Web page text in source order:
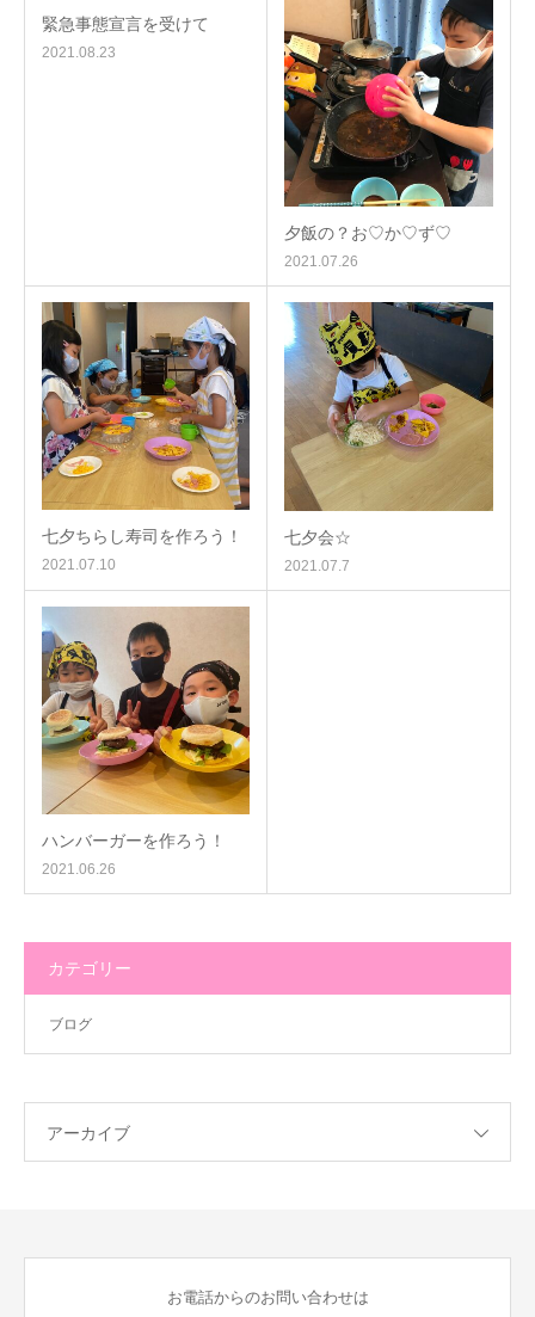
緊急事態宣言を受けて
2021.08.23
夕飯の？お♡か♡ず♡
2021.07.26
七夕ちらし寿司を作ろう！
2021.07.10
七夕会☆
2021.07.7
ハンバーガーを作ろう！
2021.06.26
カテゴリー
ブログ
アーカイブ
お電話からのお問い合わせは